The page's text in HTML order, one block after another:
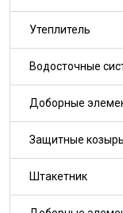
Утеплитель
Водосточные
Доборные
Защитные
Штакетник